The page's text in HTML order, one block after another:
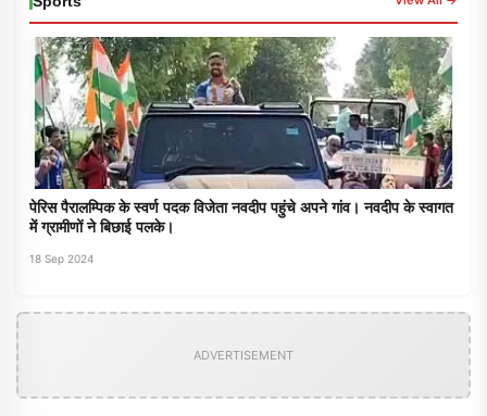
पेरिस पैरालम्पिक के स्वर्ण पदक विजेता नवदीप पहुंचे अपने गांव। नवदीप के स्वागत
में ग्रामीणों ने बिछाई पलके।
18 Sep 2024
ADVERTISEMENT